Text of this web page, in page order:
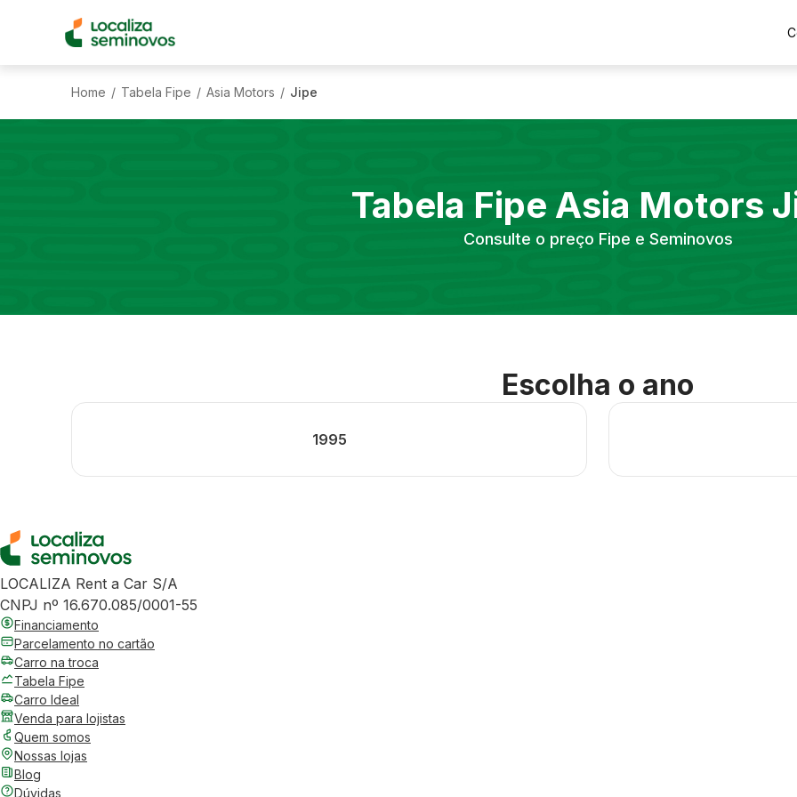
Home / Tabela Fipe / Asia Motors / Jipe
Tabela Fipe Asia Motors
Consulte o preço Fipe e Seminovos
Escolha o ano
1995
LOCALIZA Rent a Car S/A
CNPJ nº 16.670.085/0001-55
Financiamento
Parcelamento no cartão
Carro na troca
Tabela Fipe
Carro Ideal
Venda para lojistas
Quem somos
Nossas lojas
Blog
Dúvidas